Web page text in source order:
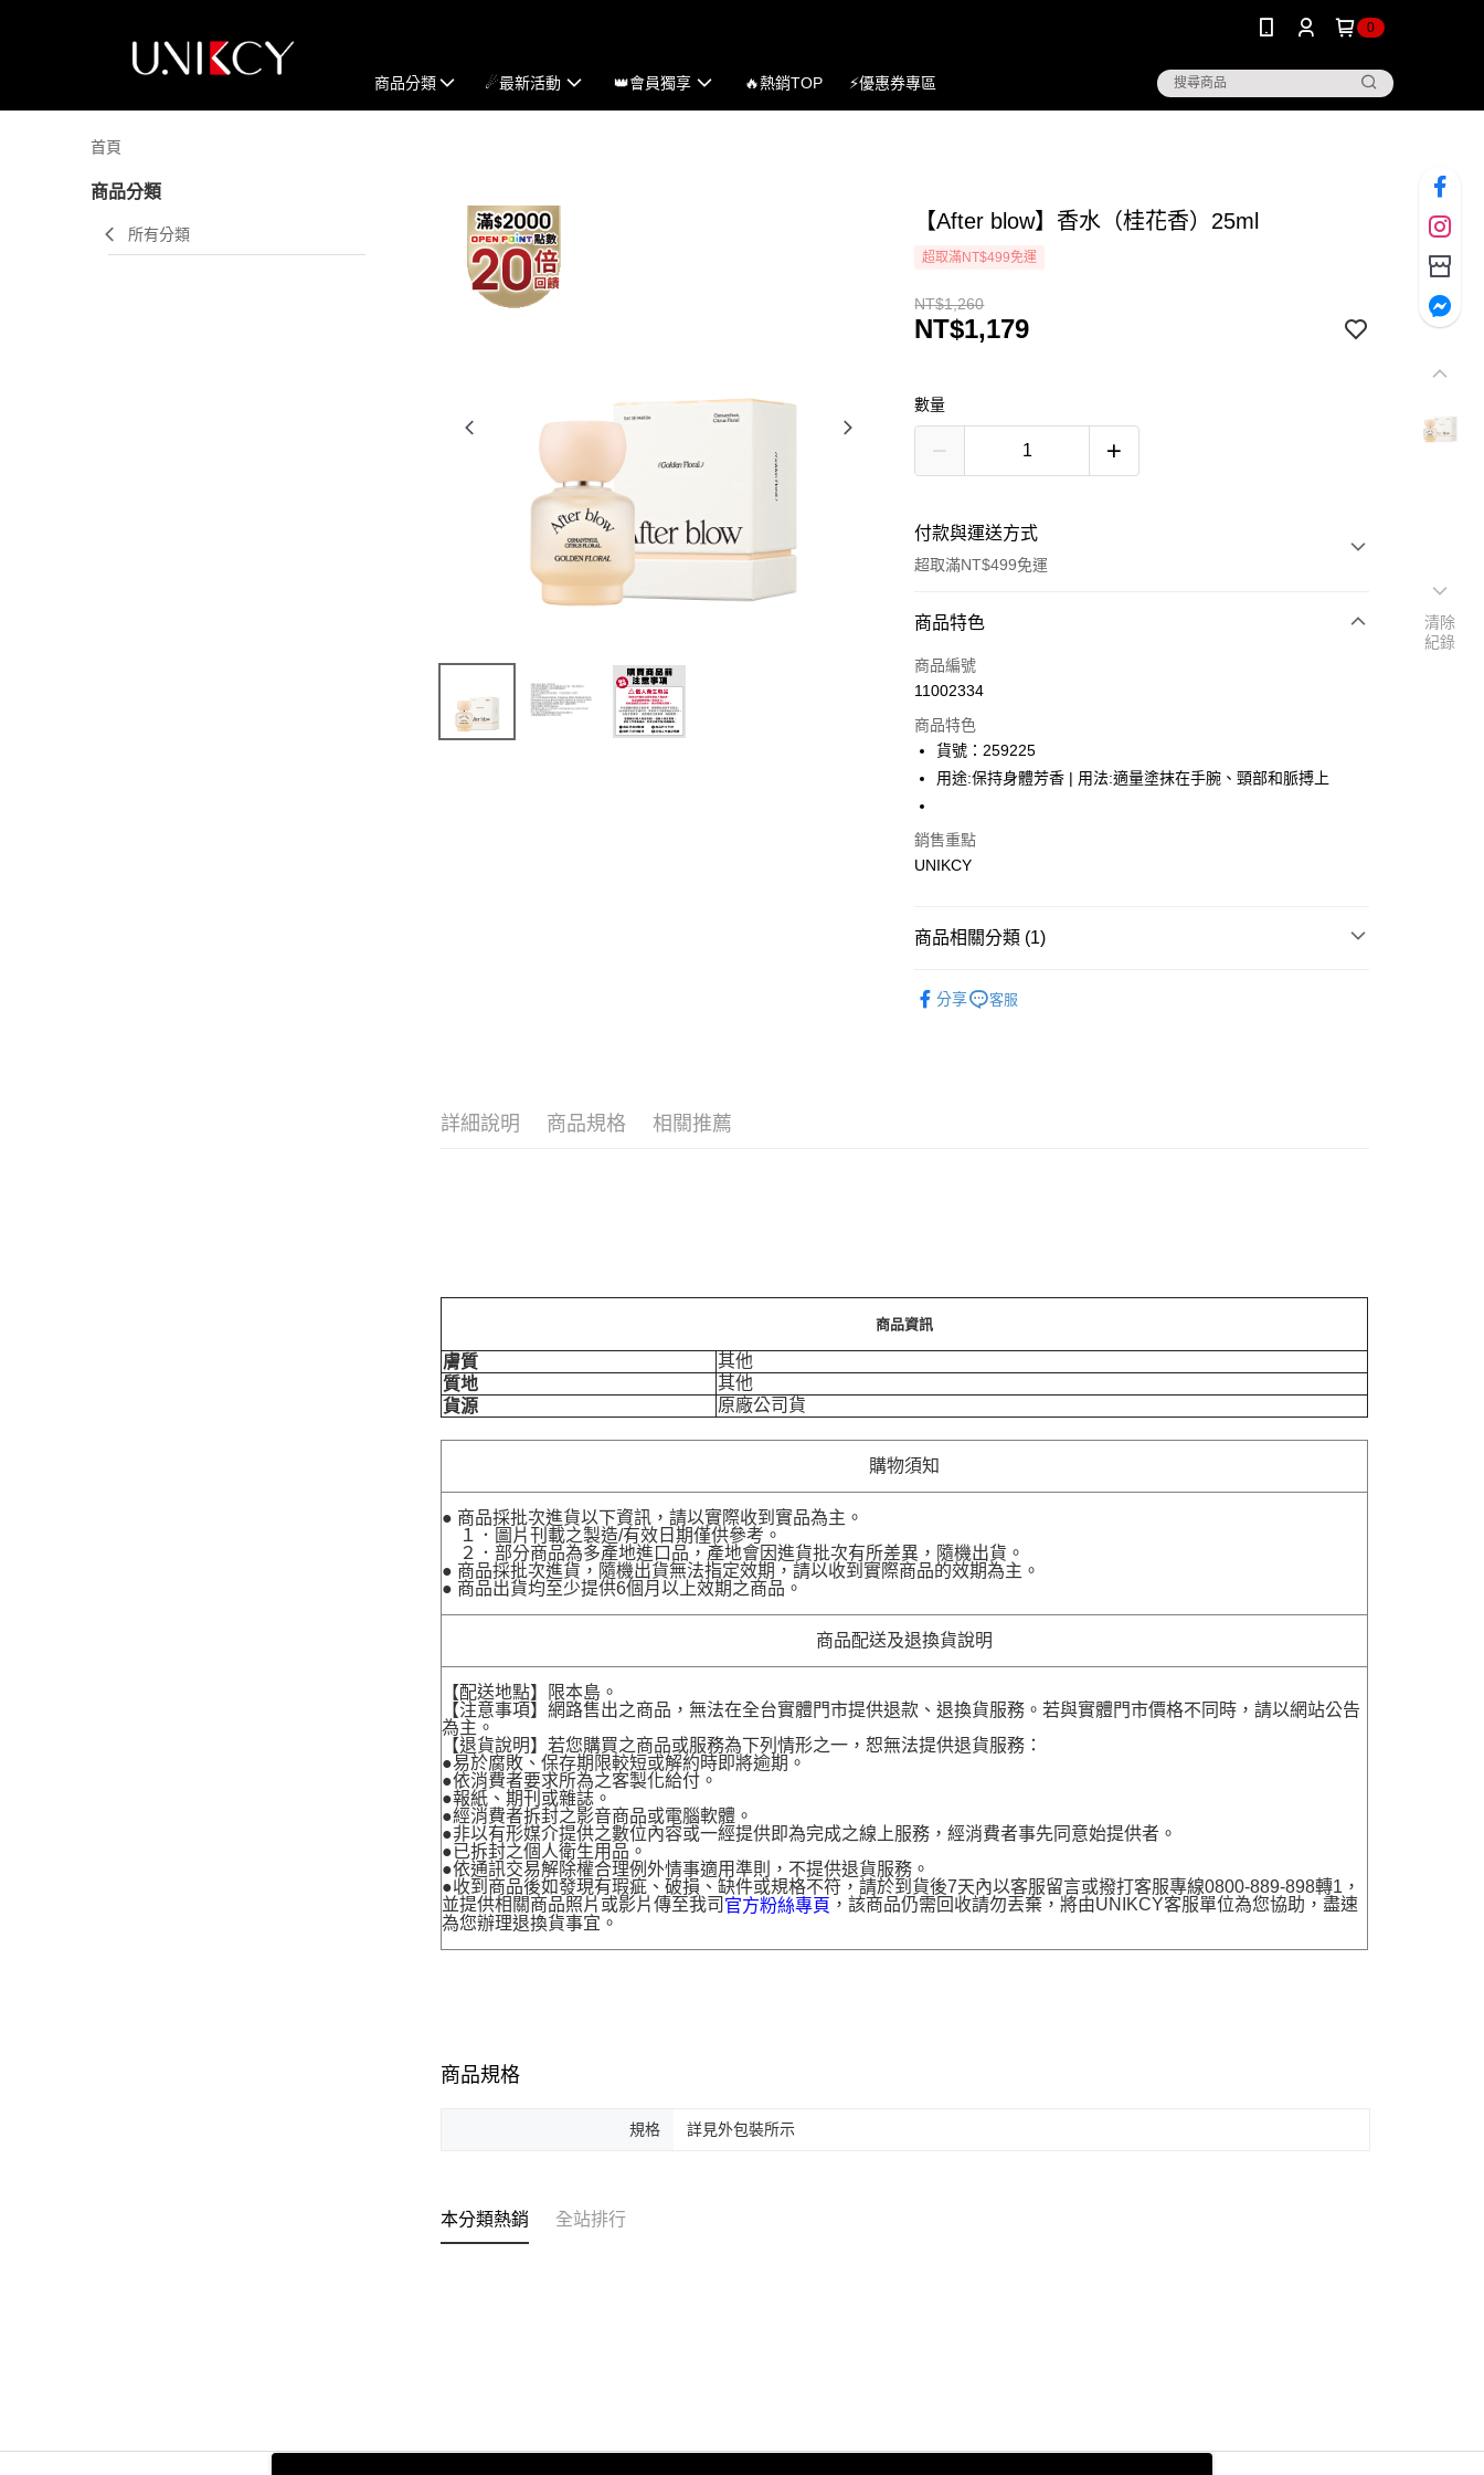
0
商品分類 ☄最新活動 👑會員獨享 🔥熱銷TOP ⚡優惠券專區
首頁
商品分類
所有分類
【After blow】香水（桂花香）25ml
超取滿NT$499免運
NT$1,260
NT$1,179
數量
付款與運送方式
超取滿NT$499免運
付款方式
icash Pay
超商取貨付款
LINE Pay
街口支付
Google Pay
商品特色
商品編號
11002334
商品特色
貨號：259225
用途:保持身體芳香 | 用法:適量塗抹在手腕、頸部和脈搏上
銷售重點
UNIKCY
商品相關分類 (1)
分享
客服
詳細說明 商品規格 相關推薦
商品資訊
膚質
其他
質地
其他
貨源
原廠公司貨
購物須知
● 商品採批次進貨以下資訊，請以實際收到實品為主。
１．圖片刊載之製造/有效日期僅供參考。
２．部分商品為多產地進口品，產地會因進貨批次有所差異，隨機出貨。
● 商品採批次進貨，隨機出貨無法指定效期，請以收到實際商品的效期為主。
● 商品出貨均至少提供6個月以上效期之商品。
商品配送及退換貨說明
【配送地點】限本島。
【注意事項】網路售出之商品，無法在全台實體門市提供退款、退換貨服務。若與實體門市價格不同時，請以網站公告
為主。
【退貨說明】若您購買之商品或服務為下列情形之一，恕無法提供退貨服務：
●易於腐敗、保存期限較短或解約時即將逾期。
●依消費者要求所為之客製化給付。
●報紙、期刊或雜誌。
●經消費者拆封之影音商品或電腦軟體。
●非以有形媒介提供之數位內容或一經提供即為完成之線上服務，經消費者事先同意始提供者。
●已拆封之個人衛生用品。
●依通訊交易解除權合理例外情事適用準則，不提供退貨服務。
●收到商品後如發現有瑕疵、破損、缺件或規格不符，請於到貨後7天內以客服留言或撥打客服專線0800-889-898轉1，
並提供相關商品照片或影片傳至我司 官方粉絲專頁 ，該商品仍需回收請勿丟棄，將由UNIKCY客服單位為您協助，盡速
為您辦理退換貨事宜。
商品規格
規格 詳見外包裝所示
本分類熱銷 全站排行
清除
紀錄